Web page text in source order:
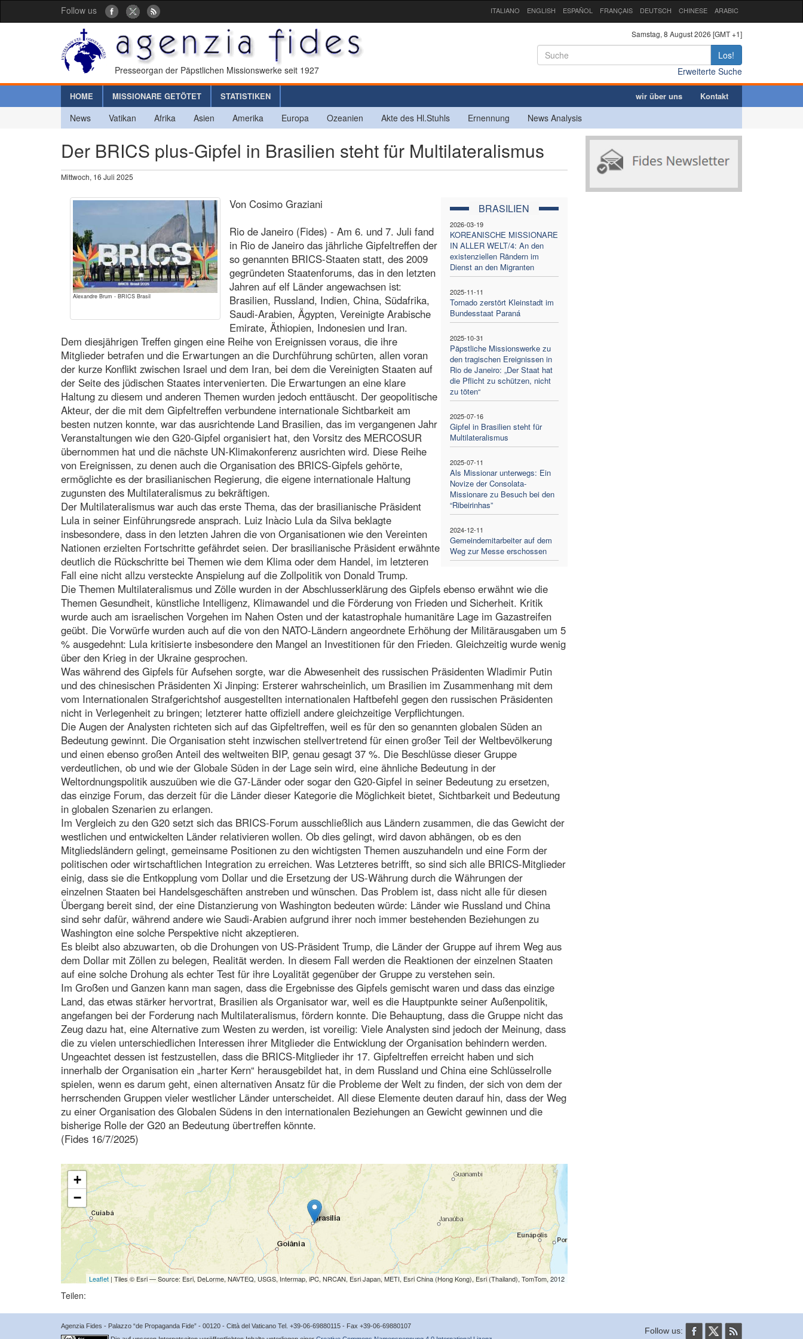
Follow us ITALIANO ENGLISH ESPAÑOL FRANÇAIS DEUTSCH CHINESE ARABIC
Presseorgan der Päpstlichen Missionswerke seit 1927
Samstag, 8 August 2026 [GMT +1]
Los!
Erweiterte Suche
HOME MISSIONARE GETÖTET STATISTIKEN wir über uns Kontakt
News Vatikan Afrika Asien Amerika Europa Ozeanien Akte des Hl.Stuhls Ernennung News Analysis
Der BRICS plus-Gipfel in Brasilien steht für Multilateralismus
Mittwoch, 16 Juli 2025
Alexandre Brum - BRICS Brasil
BRASILIEN
2026-03-19
KOREANISCHE MISSIONARE
IN ALLER WELT/4: An den
existenziellen Rändern im
Dienst an den Migranten
2025-11-11
Tornado zerstört Kleinstadt im
Bundesstaat Paraná
2025-10-31
Päpstliche Missionswerke zu
den tragischen Ereignissen in
Rio de Janeiro: „Der Staat hat
die Pflicht zu schützen, nicht
zu töten“
2025-07-16
Gipfel in Brasilien steht für
Multilateralismus
2025-07-11
Als Missionar unterwegs: Ein
Novize der Consolata-
Missionare zu Besuch bei den
“Ribeirinhas”
2024-12-11
Gemeindemitarbeiter auf dem
Weg zur Messe erschossen
Von Cosimo Graziani
Rio de Janeiro (Fides) - Am 6. und 7. Juli fand
in Rio de Janeiro das jährliche Gipfeltreffen der
so genannten BRICS-Staaten statt, des 2009
gegründeten Staatenforums, das in den letzten
Jahren auf elf Länder angewachsen ist:
Brasilien, Russland, Indien, China, Südafrika,
Saudi-Arabien, Ägypten, Vereinigte Arabische
Emirate, Äthiopien, Indonesien und Iran.
Dem diesjährigen Treffen gingen eine Reihe von Ereignissen voraus, die ihre
Mitglieder betrafen und die Erwartungen an die Durchführung schürten, allen voran
der kurze Konflikt zwischen Israel und dem Iran, bei dem die Vereinigten Staaten auf
der Seite des jüdischen Staates intervenierten. Die Erwartungen an eine klare
Haltung zu diesem und anderen Themen wurden jedoch enttäuscht. Der geopolitische
Akteur, der die mit dem Gipfeltreffen verbundene internationale Sichtbarkeit am
besten nutzen konnte, war das ausrichtende Land Brasilien, das im vergangenen Jahr
Veranstaltungen wie den G20-Gipfel organisiert hat, den Vorsitz des MERCOSUR
übernommen hat und die nächste UN-Klimakonferenz ausrichten wird. Diese Reihe
von Ereignissen, zu denen auch die Organisation des BRICS-Gipfels gehörte,
ermöglichte es der brasilianischen Regierung, die eigene internationale Haltung
zugunsten des Multilateralismus zu bekräftigen.
Der Multilateralismus war auch das erste Thema, das der brasilianische Präsident
Lula in seiner Einführungsrede ansprach. Luiz Inàcio Lula da Silva beklagte
insbesondere, dass in den letzten Jahren die von Organisationen wie den Vereinten
Nationen erzielten Fortschritte gefährdet seien. Der brasilianische Präsident erwähnte
deutlich die Rückschritte bei Themen wie dem Klima oder dem Handel, im letzteren
Fall eine nicht allzu versteckte Anspielung auf die Zollpolitik von Donald Trump.
Die Themen Multilateralismus und Zölle wurden in der Abschlusserklärung des Gipfels ebenso erwähnt wie die
Themen Gesundheit, künstliche Intelligenz, Klimawandel und die Förderung von Frieden und Sicherheit. Kritik
wurde auch am israelischen Vorgehen im Nahen Osten und der katastrophale humanitäre Lage im Gazastreifen
geübt. Die Vorwürfe wurden auch auf die von den NATO-Ländern angeordnete Erhöhung der Militärausgaben um 5
% ausgedehnt: Lula kritisierte insbesondere den Mangel an Investitionen für den Frieden. Gleichzeitig wurde wenig
über den Krieg in der Ukraine gesprochen.
Was während des Gipfels für Aufsehen sorgte, war die Abwesenheit des russischen Präsidenten Wladimir Putin
und des chinesischen Präsidenten Xi Jinping: Ersterer wahrscheinlich, um Brasilien im Zusammenhang mit dem
vom Internationalen Strafgerichtshof ausgestellten internationalen Haftbefehl gegen den russischen Präsidenten
nicht in Verlegenheit zu bringen; letzterer hatte offiziell andere gleichzeitige Verpflichtungen.
Die Augen der Analysten richteten sich auf das Gipfeltreffen, weil es für den so genannten globalen Süden an
Bedeutung gewinnt. Die Organisation steht inzwischen stellvertretend für einen großer Teil der Weltbevölkerung
und einen ebenso großen Anteil des weltweiten BIP, genau gesagt 37 %. Die Beschlüsse dieser Gruppe
verdeutlichen, ob und wie der Globale Süden in der Lage sein wird, eine ähnliche Bedeutung in der
Weltordnungspolitik auszuüben wie die G7-Länder oder sogar den G20-Gipfel in seiner Bedeutung zu ersetzen,
das einzige Forum, das derzeit für die Länder dieser Kategorie die Möglichkeit bietet, Sichtbarkeit und Bedeutung
in globalen Szenarien zu erlangen.
Im Vergleich zu den G20 setzt sich das BRICS-Forum ausschließlich aus Ländern zusammen, die das Gewicht der
westlichen und entwickelten Länder relativieren wollen. Ob dies gelingt, wird davon abhängen, ob es den
Mitgliedsländern gelingt, gemeinsame Positionen zu den wichtigsten Themen auszuhandeln und eine Form der
politischen oder wirtschaftlichen Integration zu erreichen. Was Letzteres betrifft, so sind sich alle BRICS-Mitglieder
einig, dass sie die Entkopplung vom Dollar und die Ersetzung der US-Währung durch die Währungen der
einzelnen Staaten bei Handelsgeschäften anstreben und wünschen. Das Problem ist, dass nicht alle für diesen
Übergang bereit sind, der eine Distanzierung von Washington bedeuten würde: Länder wie Russland und China
sind sehr dafür, während andere wie Saudi-Arabien aufgrund ihrer noch immer bestehenden Beziehungen zu
Washington eine solche Perspektive nicht akzeptieren.
Es bleibt also abzuwarten, ob die Drohungen von US-Präsident Trump, die Länder der Gruppe auf ihrem Weg aus
dem Dollar mit Zöllen zu belegen, Realität werden. In diesem Fall werden die Reaktionen der einzelnen Staaten
auf eine solche Drohung als echter Test für ihre Loyalität gegenüber der Gruppe zu verstehen sein.
Im Großen und Ganzen kann man sagen, dass die Ergebnisse des Gipfels gemischt waren und dass das einzige
Land, das etwas stärker hervortrat, Brasilien als Organisator war, weil es die Hauptpunkte seiner Außenpolitik,
angefangen bei der Forderung nach Multilateralismus, fördern konnte. Die Behauptung, dass die Gruppe nicht das
Zeug dazu hat, eine Alternative zum Westen zu werden, ist voreilig: Viele Analysten sind jedoch der Meinung, dass
die zu vielen unterschiedlichen Interessen ihrer Mitglieder die Entwicklung der Organisation behindern werden.
Ungeachtet dessen ist festzustellen, dass die BRICS-Mitglieder ihr 17. Gipfeltreffen erreicht haben und sich
innerhalb der Organisation ein „harter Kern“ herausgebildet hat, in dem Russland und China eine Schlüsselrolle
spielen, wenn es darum geht, einen alternativen Ansatz für die Probleme der Welt zu finden, der sich von dem der
herrschenden Gruppen vieler westlicher Länder unterscheidet. All diese Elemente deuten darauf hin, dass der Weg
zu einer Organisation des Globalen Südens in den internationalen Beziehungen an Gewicht gewinnen und die
bisherige Rolle der G20 an Bedeutung übertreffen könnte.
(Fides 16/7/2025)
+
−
Leaflet| Tiles © Esri — Source: Esri, DeLorme, NAVTEQ, USGS, Intermap, iPC, NRCAN, Esri Japan, METI, Esri China (Hong Kong), Esri (Thailand), TomTom, 2012
Teilen:
Agenzia Fides - Palazzo “de Propaganda Fide” - 00120 - Città del Vaticano Tel. +39-06-69880115 - Fax +39-06-69880107
Follow us: